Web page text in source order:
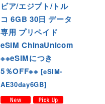
ビア/エジプト/トル
コ 6GB 30日 データ
専用 プリペイド
eSIM ChinaUnicom
※※eSIMにつき
5％OFF※※ [eSIM-
AE30day6GB]